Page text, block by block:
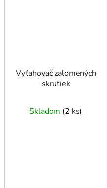
Vyťahovač zalomených
skrutiek
Skladom (2 ks)